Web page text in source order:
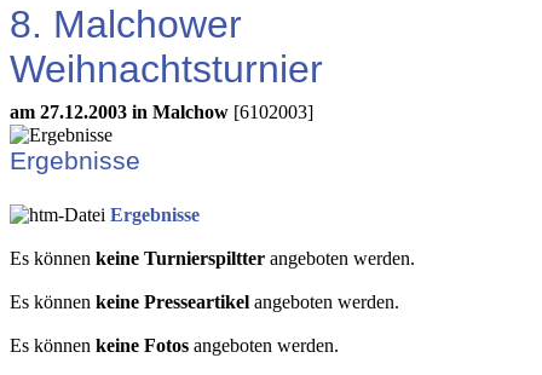
8. Malchower
Weihnachtsturnier
am 27.12.2003 in Malchow [6102003]
Ergebnisse
Ergebnisse
Es können keine Turnierspiltter angeboten werden.
Es können keine Presseartikel angeboten werden.
Es können keine Fotos angeboten werden.